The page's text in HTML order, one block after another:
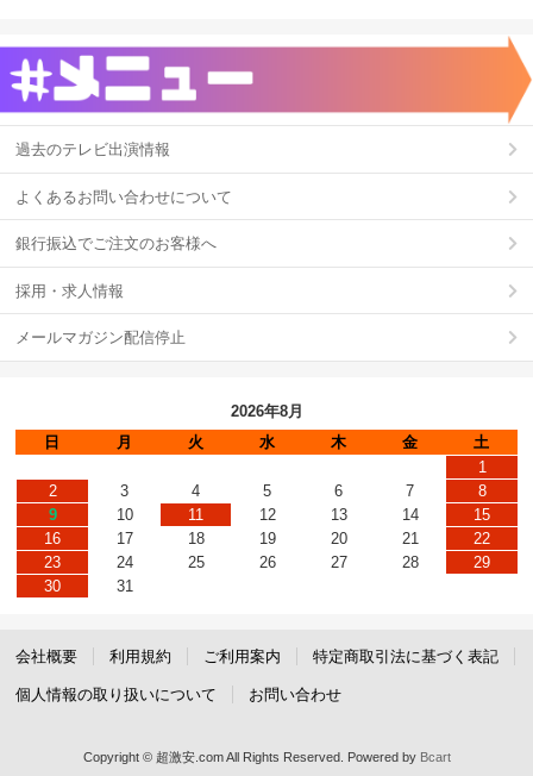
過去のテレビ出演情報
よくあるお問い合わせについて
銀行振込でご注文のお客様へ
採用・求人情報
メールマガジン配信停止
2026年8月
日
月 火 水 木 金
土
1
2
3 4 5 6 7
8
9
10 11 12 13 14
15
16
17 18 19 20 21
22
23
24 25 26 27 28
29
30
31
会社概要 利用規約 ご利用案内 特定商取引法に基づく表記
個人情報の取り扱いについて お問い合わせ
Copyright © 超激安.com All Rights Reserved. Powered by Bcart